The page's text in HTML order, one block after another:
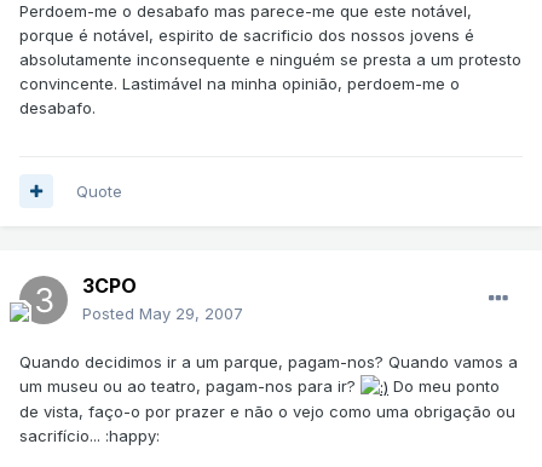
Perdoem-me o desabafo mas parece-me que este notável,
porque é notável, espirito de sacrificio dos nossos jovens é
absolutamente inconsequente e ninguém se presta a um protesto
convincente. Lastimável na minha opinião, perdoem-me o
desabafo.
Quote
3CPO
Posted May 29, 2007
Quando decidimos ir a um parque, pagam-nos? Quando vamos a
um museu ou ao teatro, pagam-nos para ir?
Do meu ponto
de vista, faço-o por prazer e não o vejo como uma obrigação ou
sacrifício... :happy: